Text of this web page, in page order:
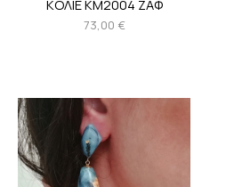
ΚΟΛΙΕ KM2004 ΖΑΦ
73,00 €